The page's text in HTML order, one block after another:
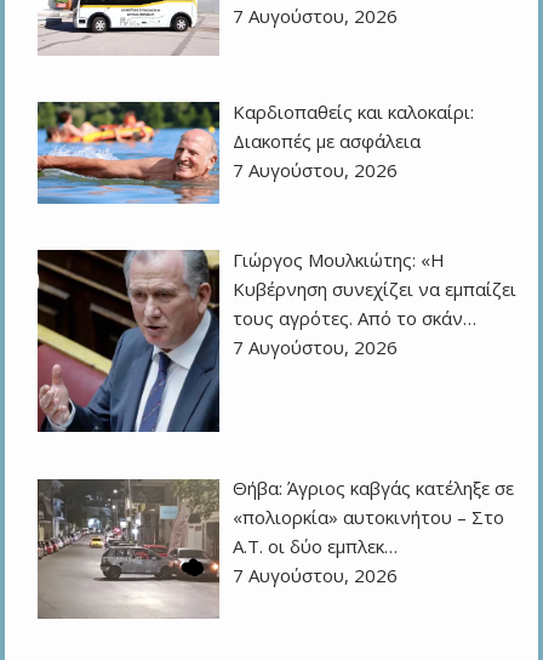
7 Αυγούστου, 2026
Καρδιοπαθείς και καλοκαίρι:
Διακοπές με ασφάλεια
7 Αυγούστου, 2026
Γιώργος Μουλκιώτης: «Η
Κυβέρνηση συνεχίζει να εμπαίζει
τους αγρότες. Από το σκάν…
7 Αυγούστου, 2026
Θήβα: Άγριος καβγάς κατέληξε σε
«πολιορκία» αυτοκινήτου – Στο
Α.Τ. οι δύο εμπλεκ…
7 Αυγούστου, 2026